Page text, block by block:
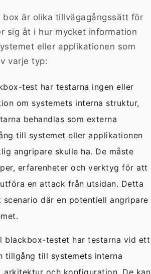
är olika tillvägagångssätt för
sig åt i hur mycket information
eller applikationen som
varje typ:
test har testarna ingen eller
om systemets interna struktur,
behandlas som externa
till systemet eller applikationen
angripare skulle ha. De måste
erfarenheter och verktyg för att
en attack från utsidan. Detta
där en potentiell angripare
blackbox-testet har testarna vid ett
tillgång till systemets interna
arkitektur och konfiguration. De kan